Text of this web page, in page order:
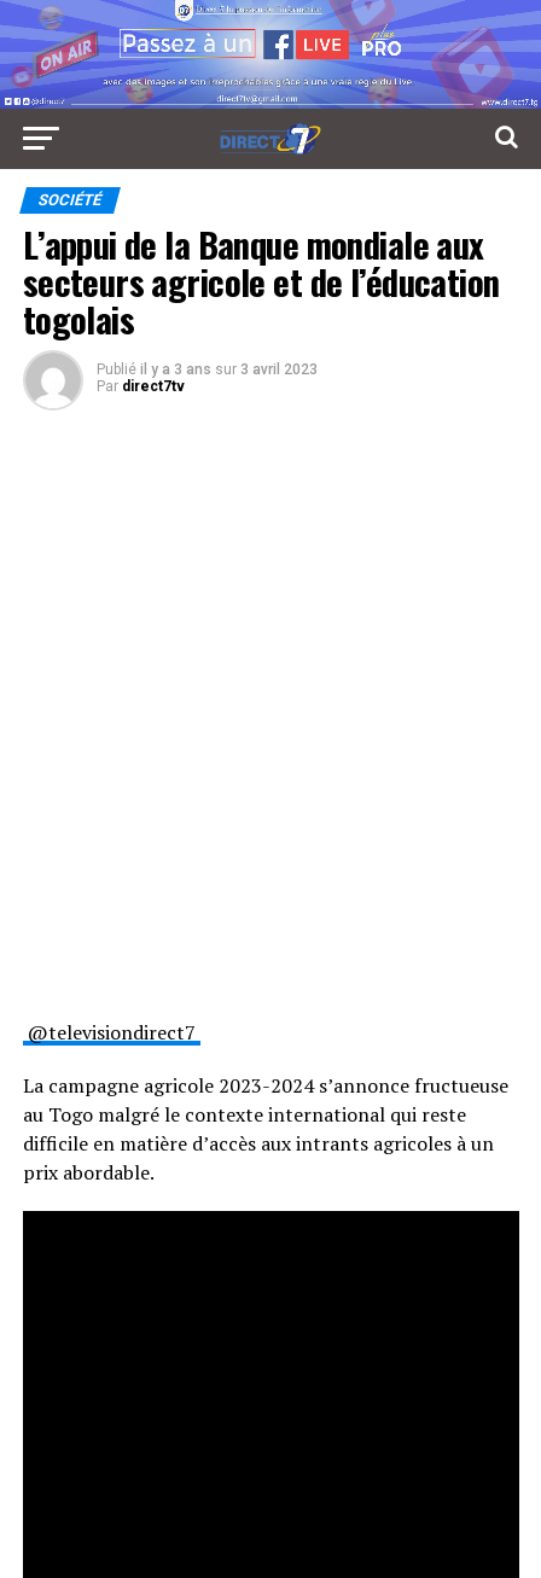
SOCIÉTÉ
L’appui de la Banque mondiale aux
secteurs agricole et de l’éducation
togolais
Publié il y a 3 ans sur 3 avril 2023
Par direct7tv
@televisiondirect7
La campagne agricole 2023-2024 s’annonce fructueuse
au Togo malgré le contexte international qui reste
difficile en matière d’accès aux intrants agricoles à un
prix abordable.